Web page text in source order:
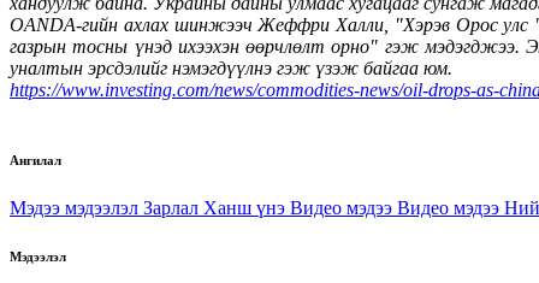
OANDA-гийн ахлах шинжээч Жеффри Халли, "Хэрэв Орос улс
газрын тосны үнэд ихээхэн өөрчлөлт орно" гэж мэдэгджээ.
уналтын эрсдэлийг нэмэгдүүлнэ гэж үзэж байгаа юм.
https://www.investing.com/news/commodities-news/oil-drops-as-
Ангилал
Мэдээ мэдээлэл Зарлал Ханш үнэ Видео мэдээ Видео мэдээ
Мэдээлэл